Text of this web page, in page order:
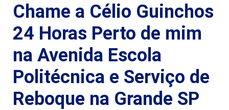
Chame a Célio Guinchos
24 Horas Perto de mim
na Avenida Escola
Politécnica e Serviço de
Reboque na Grande SP